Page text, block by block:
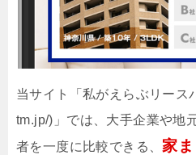
当サイト「私がえらぶリース
tm.jp/)」では、大手企業や地
者を一度に比較できる、家